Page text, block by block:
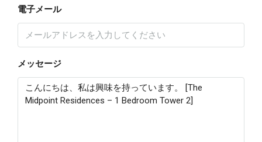
電子メール
メッセージ